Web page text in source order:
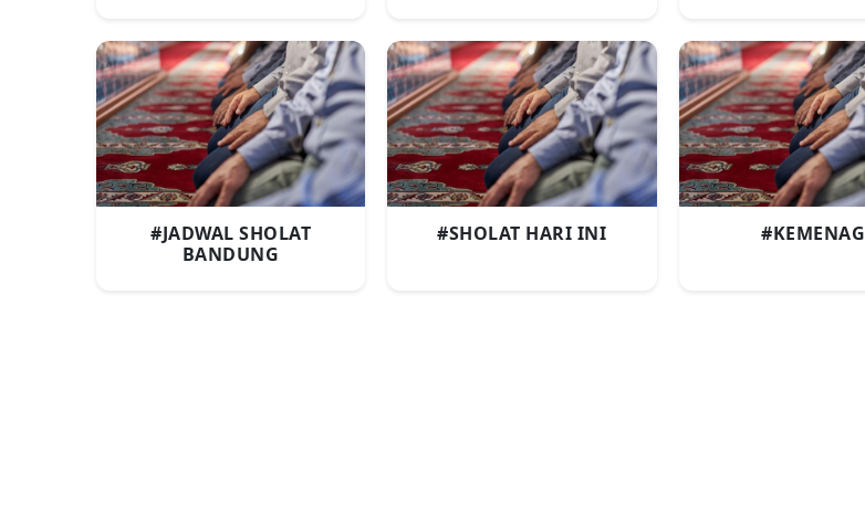
#JADWAL SHOLAT
BANDUNG
#SHOLAT HARI INI #KEMENAG